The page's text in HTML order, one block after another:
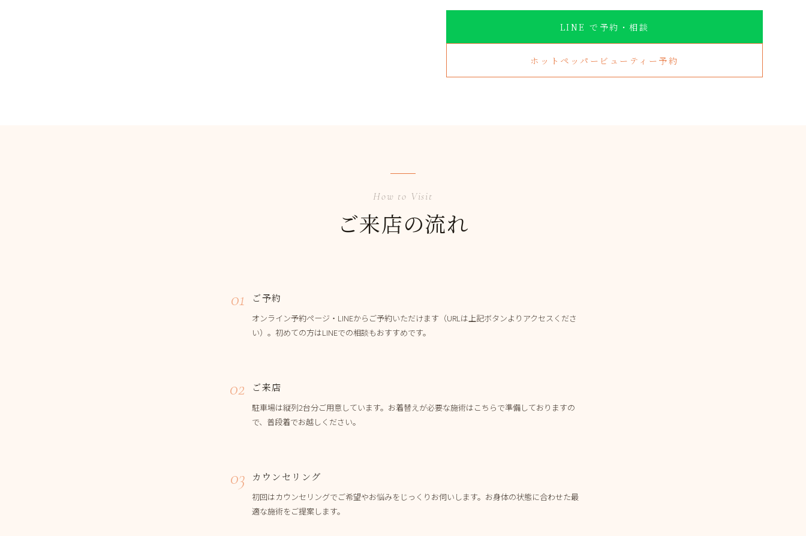
LINE で予約・相談
ホットペッパービューティー予約
How to Visit
ご来店の流れ
01 ご予約
オンライン予約ページ・LINEからご予約いただけます（URLは上記ボタンよりアクセスくださ
い）。初めての方はLINEでの相談もおすすめです。
02 ご来店
駐車場は縦列2台分ご用意しています。お着替えが必要な施術はこちらで準備しておりますの
で、普段着でお越しください。
03 カウンセリング
初回はカウンセリングでご希望やお悩みをじっくりお伺いします。お身体の状態に合わせた最
適な施術をご提案します。